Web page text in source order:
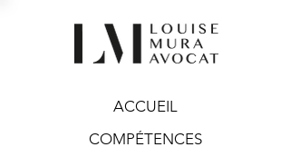
ACCUEIL
COMPÉTENCES